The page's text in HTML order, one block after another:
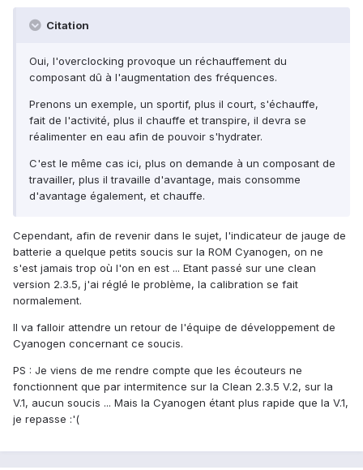
Citation
Oui, l'overclocking provoque un réchauffement du
composant dû à l'augmentation des fréquences.
Prenons un exemple, un sportif, plus il court, s'échauffe,
fait de l'activité, plus il chauffe et transpire, il devra se
réalimenter en eau afin de pouvoir s'hydrater.
C'est le même cas ici, plus on demande à un composant de
travailler, plus il travaille d'avantage, mais consomme
d'avantage également, et chauffe.
Cependant, afin de revenir dans le sujet, l'indicateur de jauge de
batterie a quelque petits soucis sur la ROM Cyanogen, on ne
s'est jamais trop où l'on en est ... Etant passé sur une clean
version 2.3.5, j'ai réglé le problème, la calibration se fait
normalement.
Il va falloir attendre un retour de l'équipe de développement de
Cyanogen concernant ce soucis.
PS : Je viens de me rendre compte que les écouteurs ne
fonctionnent que par intermitence sur la Clean 2.3.5 V.2, sur la
V.1, aucun soucis ... Mais la Cyanogen étant plus rapide que la V.1,
je repasse :'(